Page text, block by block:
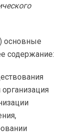
основные
содержание: